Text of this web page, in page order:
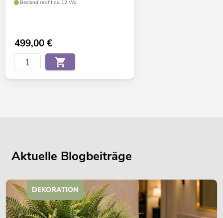
Bestand reicht ca. 12 Wo.
499,00€
Aktuelle Blogbeiträge
DEKORATION